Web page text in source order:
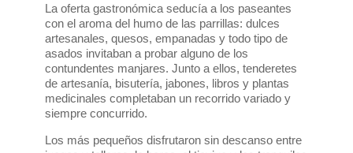
La oferta gastronómica seducía a los paseantes
con el aroma del humo de las parrillas: dulces
artesanales, quesos, empanadas y todo tipo de
asados invitaban a probar alguno de los
contundentes manjares. Junto a ellos, tenderetes
de artesanía, bisutería, jabones, libros y plantas
medicinales completaban un recorrido variado y
siempre concurrido.
Los más pequeños disfrutaron sin descanso entre